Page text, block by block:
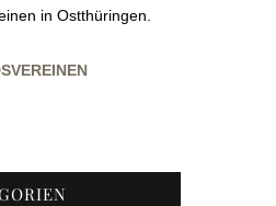
in Ostthüringen.